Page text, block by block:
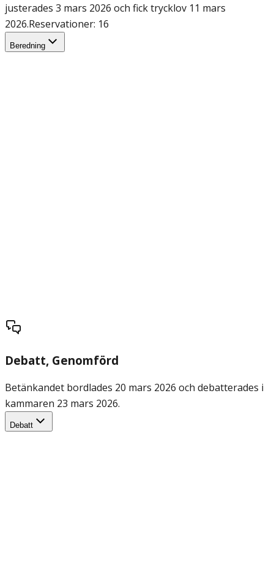
justerades 3 mars 2026 och fick trycklov 11 mars
2026.Reservationer: 16
Beredning
Debatt, Genomförd
Betänkandet bordlades 20 mars 2026 och debatterades i
kammaren 23 mars 2026.
Debatt